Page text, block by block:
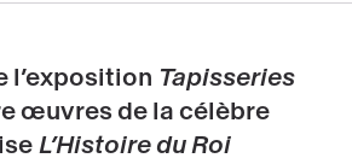
l’exposition Tapisseries
œuvres de la célèbre
L’Histoire du Roi